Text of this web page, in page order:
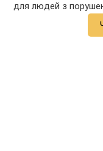
для людей з